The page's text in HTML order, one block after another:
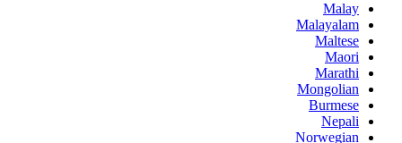
Malay
Malayalam
Maltese
Maori
Marathi
Mongolian
Burmese
Nepali
Norwegian